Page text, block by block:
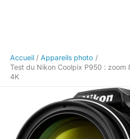
Accueil
Appareils photo
Test du Nikon Coolpix P950 :
4K